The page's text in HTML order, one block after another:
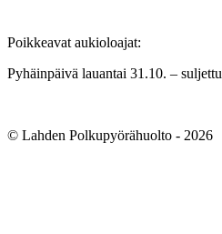
Poikkeavat aukioloajat:
Pyhäinpäivä lauantai 31.10. – suljettu
© Lahden Polkupyörähuolto - 2026